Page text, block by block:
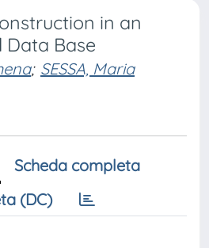
in an
Data Base
; SESSA, Maria
Scheda completa
(DC)